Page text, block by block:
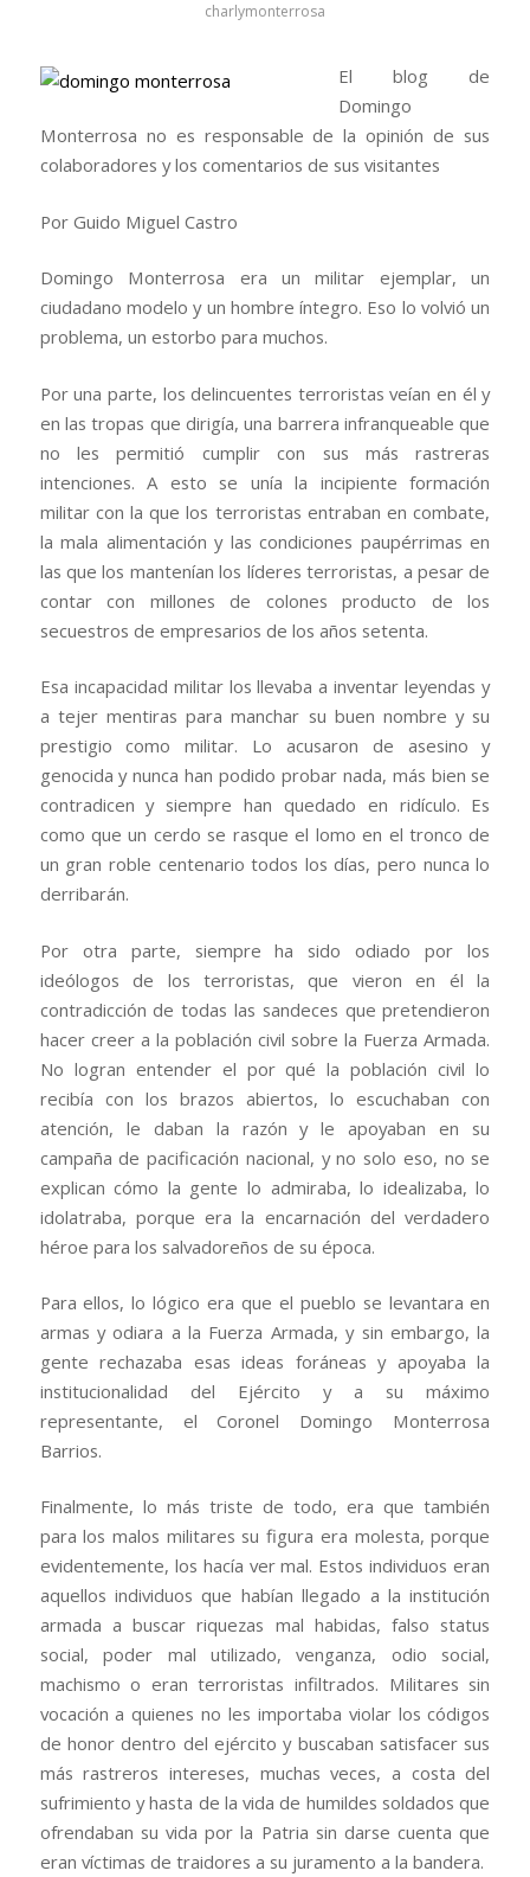
charlymonterrosa
El blog de
Domingo
Monterrosa no es responsable de la opinión de sus
colaboradores y los comentarios de sus visitantes
Por Guido Miguel Castro
Domingo Monterrosa era un militar ejemplar, un
ciudadano modelo y un hombre íntegro. Eso lo volvió un
problema, un estorbo para muchos.
Por una parte, los delincuentes terroristas veían en él y
en las tropas que dirigía, una barrera infranqueable que
no les permitió cumplir con sus más rastreras
intenciones. A esto se unía la incipiente formación
militar con la que los terroristas entraban en combate,
la mala alimentación y las condiciones paupérrimas en
las que los mantenían los líderes terroristas, a pesar de
contar con millones de colones producto de los
secuestros de empresarios de los años setenta.
Esa incapacidad militar los llevaba a inventar leyendas y
a tejer mentiras para manchar su buen nombre y su
prestigio como militar. Lo acusaron de asesino y
genocida y nunca han podido probar nada, más bien se
contradicen y siempre han quedado en ridículo. Es
como que un cerdo se rasque el lomo en el tronco de
un gran roble centenario todos los días, pero nunca lo
derribarán.
Por otra parte, siempre ha sido odiado por los
ideólogos de los terroristas, que vieron en él la
contradicción de todas las sandeces que pretendieron
hacer creer a la población civil sobre la Fuerza Armada.
No logran entender el por qué la población civil lo
recibía con los brazos abiertos, lo escuchaban con
atención, le daban la razón y le apoyaban en su
campaña de pacificación nacional, y no solo eso, no se
explican cómo la gente lo admiraba, lo idealizaba, lo
idolatraba, porque era la encarnación del verdadero
héroe para los salvadoreños de su época.
Para ellos, lo lógico era que el pueblo se levantara en
armas y odiara a la Fuerza Armada, y sin embargo, la
gente rechazaba esas ideas foráneas y apoyaba la
institucionalidad del Ejército y a su máximo
representante, el Coronel Domingo Monterrosa
Barrios.
Finalmente, lo más triste de todo, era que también
para los malos militares su figura era molesta, porque
evidentemente, los hacía ver mal. Estos individuos eran
aquellos individuos que habían llegado a la institución
armada a buscar riquezas mal habidas, falso status
social, poder mal utilizado, venganza, odio social,
machismo o eran terroristas infiltrados. Militares sin
vocación a quienes no les importaba violar los códigos
de honor dentro del ejército y buscaban satisfacer sus
más rastreros intereses, muchas veces, a costa del
sufrimiento y hasta de la vida de humildes soldados que
ofrendaban su vida por la Patria sin darse cuenta que
eran víctimas de traidores a su juramento a la bandera.